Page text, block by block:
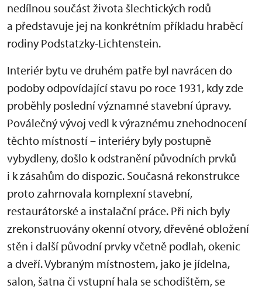
nedílnou součást života šlechtických rodů
a představuje jej na konkrétním příkladu hraběcí
rodiny Podstatzky-Lichtenstein.
Interiér bytu ve druhém patře byl navrácen do
podoby odpovídající stavu po roce 1931, kdy zde
proběhly poslední významné stavební úpravy.
Poválečný vývoj vedl k výraznému znehodnocení
těchto místností – interiéry byly postupně
vybydleny, došlo k odstranění původních prvků
i k zásahům do dispozic. Současná rekonstrukce
proto zahrnovala komplexní stavební,
restaurátorské a instalační práce. Při nich byly
zrekonstruovány okenní otvory, dřevěné obložení
stěn i další původní prvky včetně podlah, okenic
a dveří. Vybraným místnostem, jako je jídelna,
salon, šatna či vstupní hala se schodištěm, se